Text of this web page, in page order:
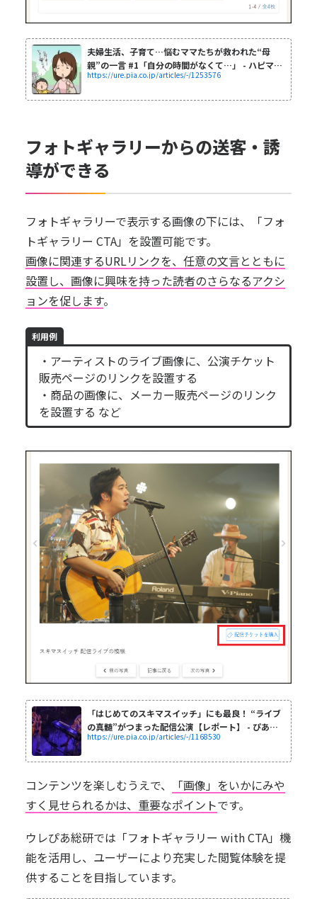
夫婦生活、子育て…悩むママたちが救われた“母
親”の一言 #1「自分の時間がなくて…」 - ハピママ
*https://ure.pia.co.jp/articles/-/1253576
フォトギャラリーからの送客・誘
導ができる
フォトギャラリーで表示する画像の下には、「フォ
トギャラリー CTA」を設置可能です。
画像に関連するURLリンクを、任意の文言とともに
設置し、画像に興味を持った読者のさらなるアクシ
ョンを促します。
利用例
・アーティストのライブ画像に、公演チケット
販売ページのリンクを設置する
・商品の画像に、メーカー販売ページのリンク
を設置する など
「はじめてのスキマスイッチ」にも最良！ “ライブ
の真髄”がつまった配信公演【レポート】 - ぴあWE
B
https://ure.pia.co.jp/articles/-/1168530
コンテンツを楽しむうえで、
「画像」をいかにみや
すく見せられるかは、重要なポイントです。
ウレぴあ総研では「フォトギャラリー with CTA」機
能を活用し、ユーザーにより充実した閲覧体験を提
供することを目指しています。